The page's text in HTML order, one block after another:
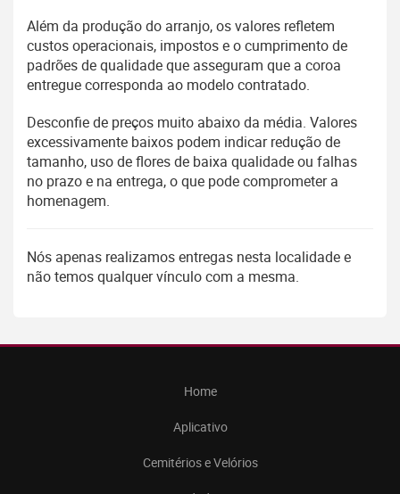
Além da produção do arranjo, os valores refletem
custos operacionais, impostos e o cumprimento de
padrões de qualidade que asseguram que a coroa
entregue corresponda ao modelo contratado.
Desconfie de preços muito abaixo da média. Valores
excessivamente baixos podem indicar redução de
tamanho, uso de flores de baixa qualidade ou falhas
no prazo e na entrega, o que pode comprometer a
homenagem.
Nós apenas realizamos entregas nesta localidade e
não temos qualquer vínculo com a mesma.
Home
Aplicativo
Cemitérios e Velórios